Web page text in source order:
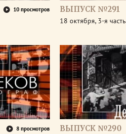
10 просмотров ВЫПУСК №291
18 октября, 3-я часть
8 просмотров ВЫПУСК №290